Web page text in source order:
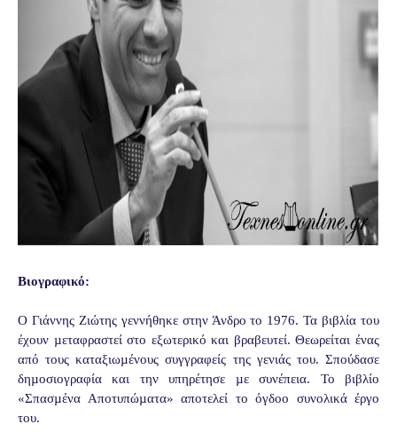
Βιογραφικό:
Ο Γιάννης Ζιώτης γεννήθηκε στην Άνδρο το 1976. Τα βιβλία του
έχουν µεταφραστεί στο εξωτερικό και βραβευτεί. Θεωρείται ένας
από τους καταξιωµένους συγγραφείς της γενιάς του. Σπούδασε
δηµοσιογραφία και την υπηρέτησε µε συνέπεια. Το βιβλίο
«Σπασµένα Αποτυπώµατα» αποτελεί το όγδοο συνολικά έργο
του.